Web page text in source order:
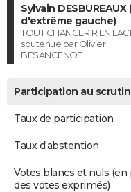
Sylvain DESBUREAUX
d'extrême gauche)
TOUT CHANGER RIEN
soutenue par Olivier
BESANCENOT
Participation au scrutin
Taux de participation
Taux d'abstention
Votes blancs et nuls
des votes exprimés)